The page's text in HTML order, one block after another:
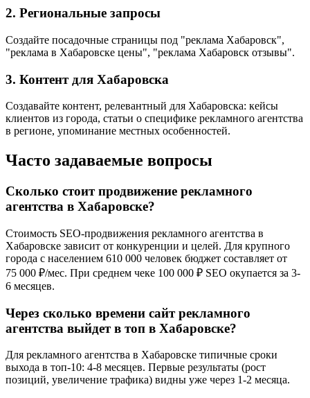
2. Региональные запросы
Создайте посадочные страницы под "реклама Хабаровск",
"реклама в Хабаровске цены", "реклама Хабаровск отзывы".
3. Контент для Хабаровска
Создавайте контент, релевантный для Хабаровска: кейсы
клиентов из города, статьи о специфике рекламного агентства
в регионе, упоминание местных особенностей.
Часто задаваемые вопросы
Сколько стоит продвижение рекламного
агентства в Хабаровске?
Стоимость SEO-продвижения рекламного агентства в
Хабаровске зависит от конкуренции и целей. Для крупного
города с населением 610 000 человек бюджет составляет от
75 000 ₽/мес. При среднем чеке 100 000 ₽ SEO окупается за 3-
6 месяцев.
Через сколько времени сайт рекламного
агентства выйдет в топ в Хабаровске?
Для рекламного агентства в Хабаровске типичные сроки
выхода в топ-10: 4-8 месяцев. Первые результаты (рост
позиций, увеличение трафика) видны уже через 1-2 месяца.